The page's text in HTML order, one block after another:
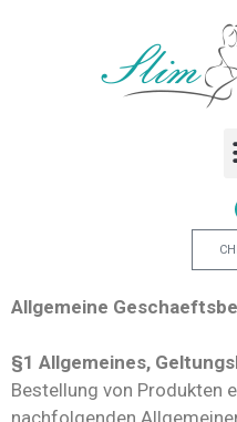
Allgemeine
§1 Allgemeines,
Bestellung von Produkten